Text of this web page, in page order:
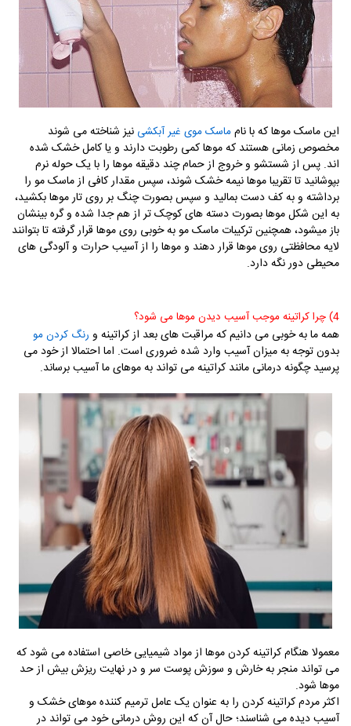
این ماسک موها که با نامماسک موی غیر آبکشی نیز شناخته می شوند
مخصوص زمانی هستند که موها کمی رطوبت دارند و یا کامل خشک شده
اند. پس از شستشو و خروج از حمام چند دقیقه موها را با یک حوله نرم
بپوشانید تا تقریبا موها نیمه خشک شوند، سپس مقدار کافی از ماسک مو را
برداشته و به کف دست بمالید و سپس بصورت چنگ بر روی تار موها بکشید،
به این شکل موها بصورت دسته های کوچک تر از هم جدا شده و گره بینشان
باز میشود، همچنین ترکیبات ماسک مو به خوبی روی موها قرار گرفته تا بتوانند
لایه محافظتی روی موها قرار دهند و موها را از آسیب حرارت و آلودگی های
محیطی دور نگه دارد.
4) چرا کراتینه موجب آسیب دیدن موها می شود؟
همه ما به خوبی می دانیم که مراقبت های بعد از کراتینه و رنگ کردن مو
بدون توجه به میزان آسیب وارد شده ضروری است. اما احتمالا از خود می
پرسید چگونه درمانی مانند کراتینه می تواند به موهای ما آسیب برساند.
معمولا هنگام کراتینه کردن موها از مواد شیمیایی خاصی استفاده می شود که
می تواند منجر به خارش و سوزش پوست سر و در نهایت ریزش بیش از حد
موها شود.
اکثر مردم کراتینه کردن را به عنوان یک عامل ترمیم کننده موهای خشک و
آسیب دیده می شناسند؛ حال آن که این روش درمانی خود می تواند در